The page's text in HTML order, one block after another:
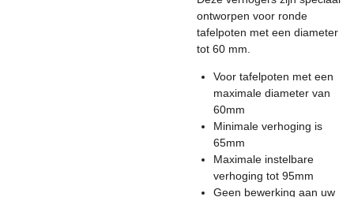
ontworpen voor ronde
tafelpoten met een diameter
tot 60 mm.
Voor tafelpoten met een
maximale diameter van
60mm
Minimale verhoging is
65mm
Maximale instelbare
verhoging tot 95mm
Geen bewerking aan uw